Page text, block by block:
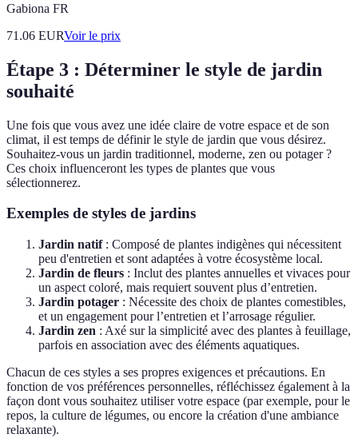
Gabiona FR
71.06 EURVoir le prix
Étape 3 : Déterminer le style de jardin
souhaité
Une fois que vous avez une idée claire de votre espace et de son
climat, il est temps de définir le style de jardin que vous désirez.
Souhaitez-vous un jardin traditionnel, moderne, zen ou potager ?
Ces choix influenceront les types de plantes que vous
sélectionnerez.
Exemples de styles de jardins
Jardin natif: Composé de plantes indigènes qui nécessitent
peu d'entretien et sont adaptées à votre écosystème local.
Jardin de fleurs : Inclut des plantes annuelles et vivaces pour
un aspect coloré, mais requiert souvent plus d’entretien.
Jardin potager : Nécessite des choix de plantes comestibles,
et un engagement pour l’entretien et l’arrosage régulier.
Jardin zen : Axé sur la simplicité avec des plantes à feuillage,
parfois en association avec des éléments aquatiques.
Chacun de ces styles a ses propres exigences et précautions. En
fonction de vos préférences personnelles, réfléchissez également à la
façon dont vous souhaitez utiliser votre espace (par exemple, pour le
repos, la culture de légumes, ou encore la création d'une ambiance
relaxante).